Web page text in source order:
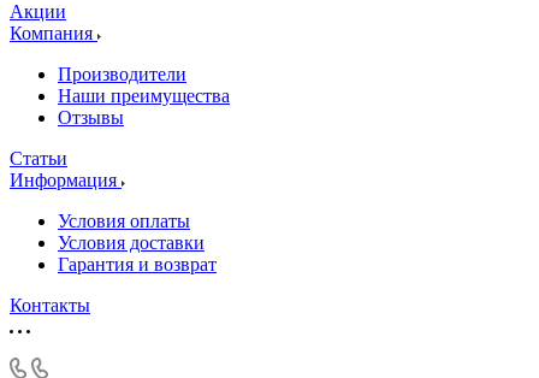
Акции
Компания
Производители
Наши преимущества
Отзывы
Статьи
Информация
Условия оплаты
Условия доставки
Гарантия и возврат
Контакты